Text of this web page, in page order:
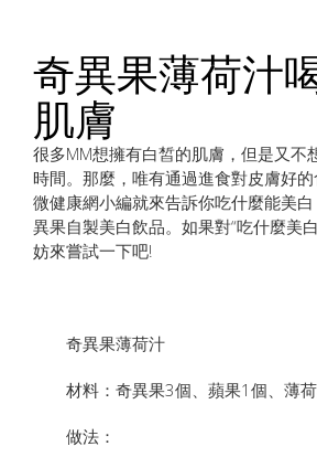
奇異果薄荷汁
肌膚
很多MM想擁有白皙的肌膚，但是又不
時間。那麼，唯有通過進食對皮膚好
微健康網小編就來告訴你吃什麼能美
異果自製美白飲品。如果對“吃什麼美
妨來嘗試一下吧!
奇異果薄荷汁
材料：奇異果3個、蘋果1個、薄
做法：